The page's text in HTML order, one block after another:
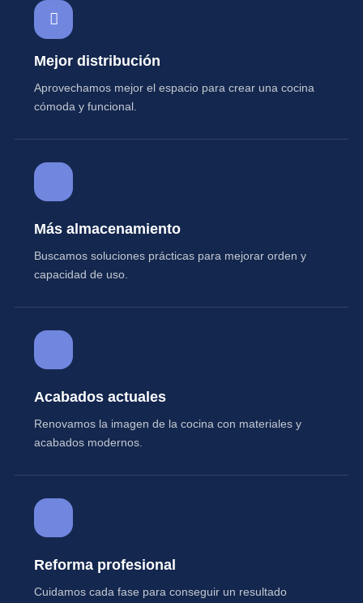
Mejor distribución
Aprovechamos mejor el espacio para crear una cocina
cómoda y funcional.
Más almacenamiento
Buscamos soluciones prácticas para mejorar orden y
capacidad de uso.
Acabados actuales
Renovamos la imagen de la cocina con materiales y
acabados modernos.
Reforma profesional
Cuidamos cada fase para conseguir un resultado